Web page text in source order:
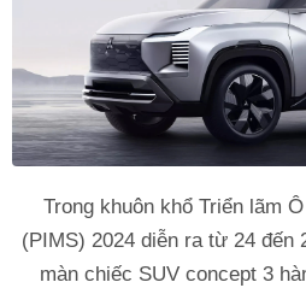
Trong khuôn khổ Triển lãm
(PIMS) 2024 diễn ra từ 24 đến
màn chiếc SUV concept 3